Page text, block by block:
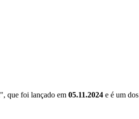
", que foi lançado em 05.11.2024 e é um dos